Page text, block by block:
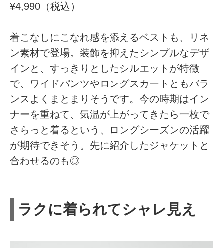
¥4,990（税込）
着こなしにこなれ感を添えるベストも、リネ
ン素材で登場。装飾を抑えたシンプルなデザ
インと、すっきりとしたシルエットが特徴
で、ワイドパンツやロングスカートともバラ
ンスよくまとまりそうです。今の時期はイン
ナーを重ねて、気温が上がってきたら一枚で
さらっと着るという、ロングシーズンの活躍
が期待できそう。先に紹介したジャケットと
合わせるのも◎
ラクに着られてシャレ見え